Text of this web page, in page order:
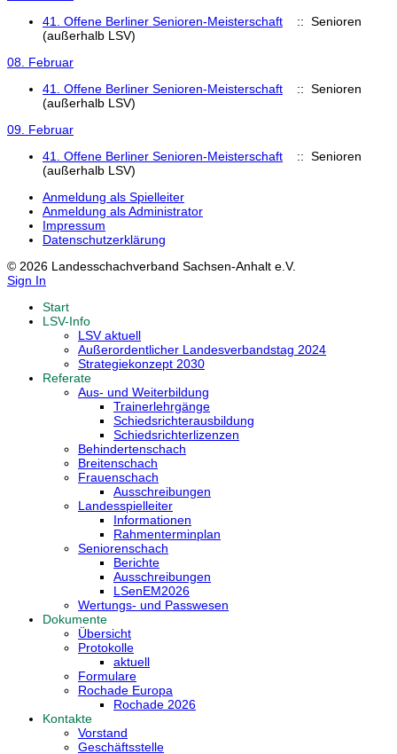
41. Offene Berliner Senioren-Meisterschaft
:: Senioren
(außerhalb LSV)
08. Februar
41. Offene Berliner Senioren-Meisterschaft
:: Senioren
(außerhalb LSV)
09. Februar
41. Offene Berliner Senioren-Meisterschaft
:: Senioren
(außerhalb LSV)
Anmeldung als Spielleiter
Anmeldung als Administrator
Impressum
Datenschutzerklärung
© 2026 Landesschachverband Sachsen-Anhalt e.V.
Sign In
Start
LSV-Info
LSV aktuell
Außerordentlicher Landesverbandstag 2024
Strategiekonzept 2030
Referate
Aus- und Weiterbildung
Trainerlehrgänge
Schiedsrichterausbildung
Schiedsrichterlizenzen
Behindertenschach
Breitenschach
Frauenschach
Ausschreibungen
Landesspielleiter
Informationen
Rahmenterminplan
Seniorenschach
Berichte
Ausschreibungen
LSenEM2026
Wertungs- und Passwesen
Dokumente
Übersicht
Protokolle
aktuell
Formulare
Rochade Europa
Rochade 2026
Kontakte
Vorstand
Geschäftsstelle